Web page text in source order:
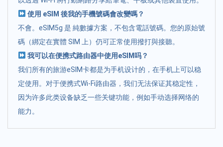
使用 eSIM 後我的手機號碼會改變嗎？
不會。eSIM5g 是 純數據方案，不包含電話號碼。您的原始號
碼（綁定在實體 SIM 上）仍可正常使用撥打與接聽。
我可以在便携式路由器中使用eSIM吗？
我们所有的旅游eSIM卡都是为手机设计的，在手机上可以稳
定使用。对于便携式Wi-Fi路由器，我们无法保证其稳定性，
因为许多此类设备缺乏一些关键功能，例如手动选择网络的
能力。